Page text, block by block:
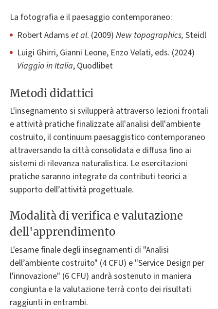
La fotografia e il paesaggio contemporaneo:
Robert Adams et al. (2009) New topographics, Steidl
Luigi Ghirri, Gianni Leone, Enzo Velati, eds. (2024)
Viaggio in Italia, Quodlibet
Metodi didattici
L'insegnamento si svilupperà attraverso lezioni frontali
e attività pratiche finalizzate all'analisi dell'ambiente
costruito, il continuum paesaggistico contemporaneo
attraversando la città consolidata e diffusa fino ai
sistemi di rilevanza naturalistica. Le esercitazioni
pratiche saranno integrate da contributi teorici a
supporto dell’attività progettuale.
Modalità di verifica e valutazione
dell'apprendimento
L'esame finale degli insegnamenti di "Analisi
dell’ambiente costruito" (4 CFU) e "Service Design per
l'innovazione" (6 CFU) andrà sostenuto in maniera
congiunta e la valutazione terrà conto dei risultati
raggiunti in entrambi.